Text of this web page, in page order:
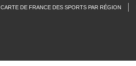
CARTE DE FRANCE DES SPORTS PAR RÉGION